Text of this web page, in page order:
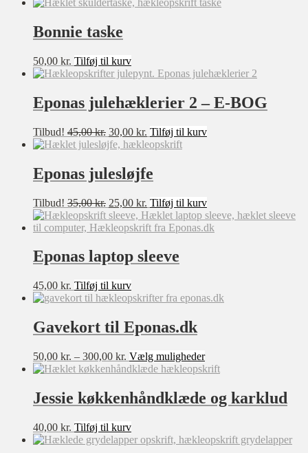
M
L
XXL
0-3 mdr
3-6 mdr
9-12mdr
1-2 år
2-3 år
4-5 år
5-6 år
7-8 år
8-10 år
12-14 år
Lille
Stor
6-7 år
Filter
Bonnie taske
50,00 kr. Tilføj til kurv
Eponas julehæklerier 2 – E-BOG
Tilbud! 45,00kr. Den
oprindelige
var:
45,00 kr..
30,00 kr. Den
aktuelle
30,00 kr..
Tilføj til kurv
Eponas julesløjfe
Tilbud! 35,00kr. Den
oprindelige
pris
35,00 kr..
25,00 kr. Den
aktuelle
pris
25,00 kr..
Tilføj til kurv
Eponas laptop sleeve
45,00 kr. Tilføj til kurv
Gavekort til Eponas.dk
50,00 kr. – 300,00 kr. Prisinterval:
50,00 kr.
300,00 kr.
Vælg mulighederDette
vare
varianter.
vælges
Jessie køkkenhåndklæde og karklud
40,00 kr. Tilføj til kurv